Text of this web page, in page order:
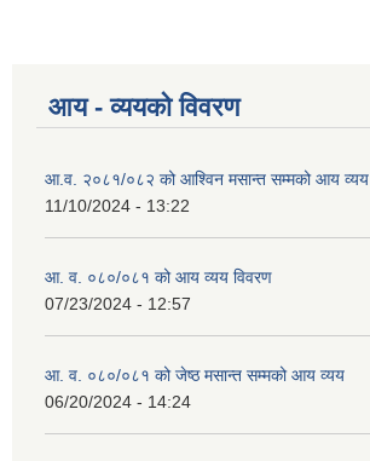
आय - व्ययको विवरण
आ.व. २०८१/०८२ को आश्विन मसान्त सम्मको आय व्यय
11/10/2024 - 13:22
आ. व. ०८०/०८१ को आय व्यय विवरण
07/23/2024 - 12:57
आ. व. ०८०/०८१ को जेष्ठ मसान्त सम्मको आय व्यय
06/20/2024 - 14:24